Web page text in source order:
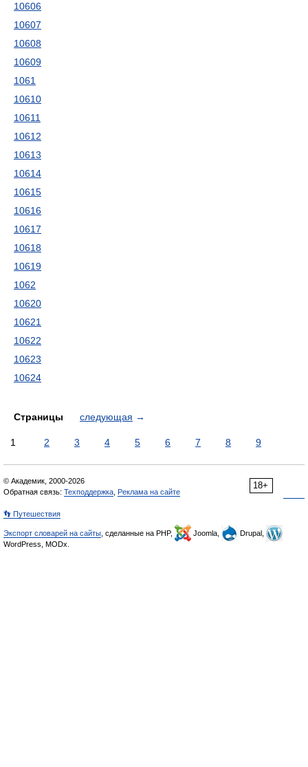
10606
10607
10608
10609
1061
10610
10611
10612
10613
10614
10615
10616
10617
10618
10619
1062
10620
10621
10622
10623
10624
Страницы следующая →
1 2 3 4 5 6 7 8 9
18+
© Академик, 2000-2026
Обратная связь: Техподдержка Реклама на сайте
👣 Путешествия
Экспорт словарей на сайты , сделанные на PHP, Joomla,
Drupal,
WordPress, MODx.